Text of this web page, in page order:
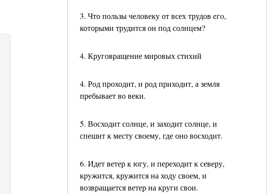
3. Что пользы человеку от всех трудов eгo,
которыми трудится он под солнцем?
4. Круговращение мировых стихий
4. Род проходит, и род приходит, а земля
пребывает во веки.
5. Восходит солнце, и заходит солнце, и
спешит к месту своему, где оно восходит.
6. Идет ветер к югу, и переходит к северу,
кpyжитcя, кружится на ходу своем, и
возвращается ветер на круги свои.